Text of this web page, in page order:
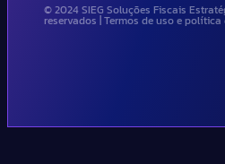
© 2024 SIEG Soluções Fiscais
reservados | Termos de uso e